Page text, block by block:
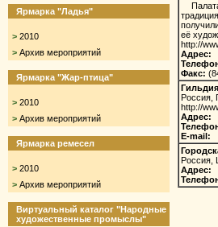
Ярмарка "Ладья"
> 2010
> Архив мероприятий
Ярмарка "Жар-птица"
> 2010
> Архив мероприятий
Ярмарка ремесел
> 2010
> Архив мероприятий
Виртуальный каталог "Народные
художественные промыслы"
её
http://
Адрес:
Факс:
Россия,
http://
Адрес:
E-mail:
Россия,
Адрес: